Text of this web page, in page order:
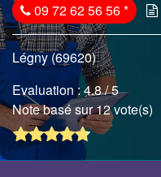
09 72 62 56 56*
Légny (69620)
Evaluation :4.8/ 5
Note basé sur 12 vote(s)